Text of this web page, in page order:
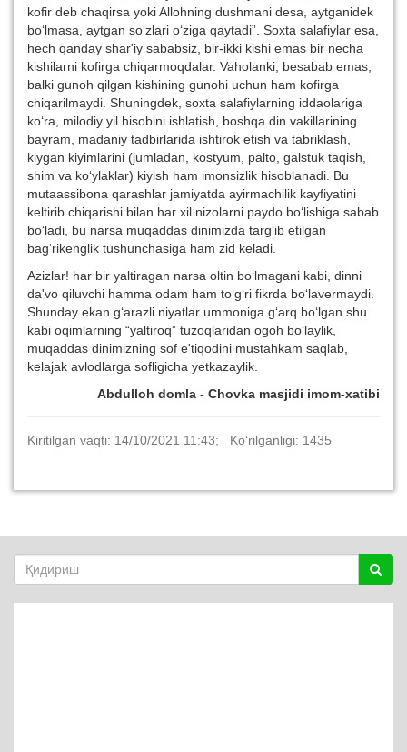
kofir deb chaqirsa yoki Allohning dushmani desa, aytganidek
bo‘lmasa, aytgan so‘zlari o‘ziga qaytadi”. Soxta salafiylar esa,
hech qanday shar'iy sababsiz, bir-ikki kishi emas bir necha
kishilarni kofirga chiqarmoqdalar. Vaholanki, besabab emas,
balki gunoh qilgan kishining gunohi uchun ham kofirga
chiqarilmaydi. Shuningdek, soxta salafiylarning iddaolariga
ko‘ra, milodiy yil hisobini ishlatish, boshqa din vakillarining
bayram, madaniy tadbirlarida ishtirok etish va tabriklash,
kiygan kiyimlarini (jumladan, kostyum, palto, galstuk taqish,
shim va ko‘ylaklar) kiyish ham imonsizlik hisoblanadi. Bu
mutaassibona qarashlar jamiyatda ayirmachilik kayfiyatini
keltirib chiqarishi bilan har xil nizolarni paydo bo‘lishiga sabab
bo‘ladi, bu narsa muqaddas dinimizda targ‘ib etilgan
bag‘rikenglik tushunchasiga ham zid keladi.
Azizlar! har bir yaltiragan narsa oltin bo‘lmagani kabi, dinni
da'vo qiluvchi hamma odam ham to‘g‘ri fikrda bo‘lavermaydi.
Shunday ekan g‘arazli niyatlar ummoniga g‘arq bo‘lgan shu
kabi oqimlarning “yaltiroq” tuzoqlaridan ogoh bo‘laylik,
muqaddas dinimizning sof e'tiqodini mustahkam saqlab,
kelajak avlodlarga sofligicha yetkazaylik.
Abdulloh domla - Chovka masjidi imom-xatibi
Kiritilgan vaqti: 14/10/2021 11:43; Ko‘rilganligi: 1435